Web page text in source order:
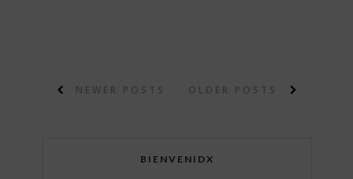
NEWER POSTS OLDER POSTS
BIENVENIDX